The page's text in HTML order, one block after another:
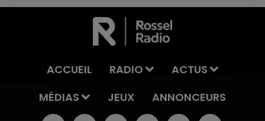
ACCUEIL RADIO
ACTUS
MÉDIAS
JEUX ANNONCEURS